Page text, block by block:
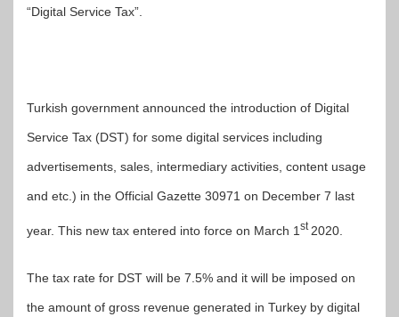
“Digital Service Tax”.
Turkish government announced the introduction of Digital
Service Tax (DST) for some digital services including
advertisements, sales, intermediary activities, content usage
and etc.) in the Official Gazette 30971 on December 7 last
year. This new tax entered into force on March 1 st 2020.
The tax rate for DST will be 7.5% and it will be imposed on
the amount of gross revenue generated in Turkey by digital